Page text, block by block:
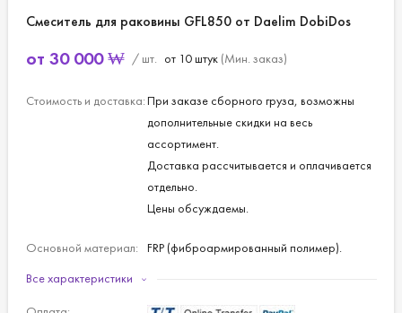
Смеситель для раковины GFL850 от Daelim DobiDos
от 30 000 ₩ / шт. от 10 штук (Мин. заказ)
Стоимость и доставка:При заказе сборного груза, возможны
дополнительные скидки на весь
ассортимент.
Доставка рассчитывается и оплачивается
отдельно.
Цены обсуждаемы.
Основной материал:
FRP (фиброармированный полимер).
Все характеристики